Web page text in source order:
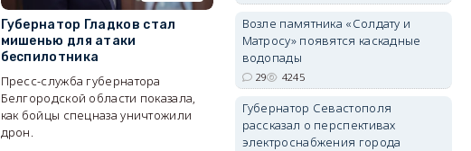
Губернатор Гладков стал
мишенью для атаки
беспилотника
Пресс-служба губернатора
Белгородской области показала,
как бойцы спецназа уничтожили
дрон.
Возле памятника «Солдату и
Матросу» появятся каскадные
водопады
29 4245
Губернатор Севастополя
рассказал о перспективах
электроснабжения города